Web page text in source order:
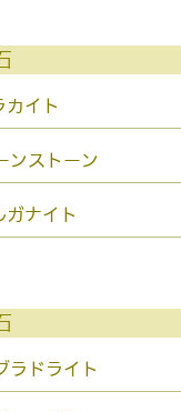
カイト
ンストーン
ガナイト
ラドライト